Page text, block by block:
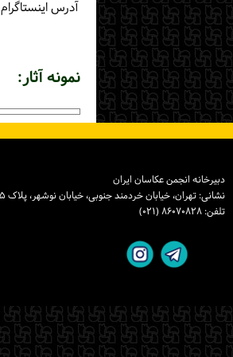
آدرس اینستاگرام
نمونه آثار:
دبیرخانه انجمن عکاسان ایران
نشانی: تهران، خیابان خردمند جنوبی، خیابان نوشهر، پلاک ۱۵ ساختمان شماره ۲ خانه هنرمندان ایران، واحد ۸
تلفن: ۸۶۰۷۰۸۲۸ (۰۲۱)